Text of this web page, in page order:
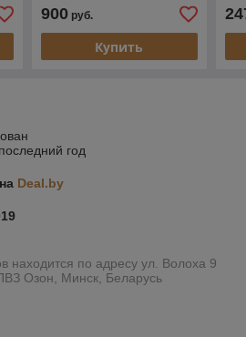
900руб.
Купить
год
Deal.by
находится по адресу ул. Волоха 9
Озон, Минск, Беларусь